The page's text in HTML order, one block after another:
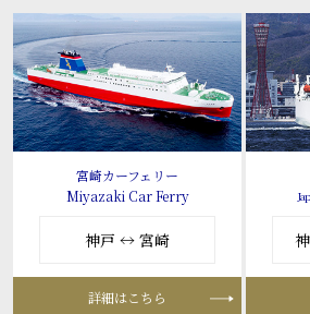
宮崎カーフェリー
Miyazaki Car Ferry
神戸 ↔ 宮崎
詳細はこちら